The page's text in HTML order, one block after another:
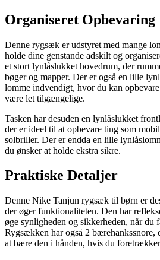
Organiseret Opbevaring
Denne rygsæk er udstyret med mange
holde dine genstande adskilt og
et stort lynlåslukket hovedrum, der
bøger og mapper. Der er også en lille
lomme indvendigt, hvor du kan
være let tilgængelige.
Tasken har desuden en lynlåslukket
der er ideel til at opbevare ting som
solbriller. Der er endda en lille
du ønsker at holde ekstra sikre.
Praktiske Detaljer
Denne Nike Tanjun rygsæk til børn er
der øger funktionaliteten. Den har
øge synligheden og sikkerheden, når du
Rygsækken har også 2
at bære den i hånden, hvis du